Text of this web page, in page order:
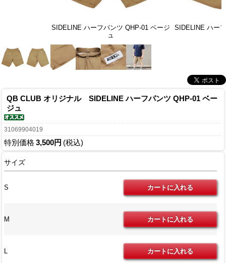
SIDELINE ハーフパンツ QHP-01 ベージ
ュ
SIDELINE ハー
QB CLUB オリジナル SIDELINE ハーフパンツ QHP-01 ベー
ジュ
31069904019
特別価格 3,500円 (税込)
サイズ
S
M
L